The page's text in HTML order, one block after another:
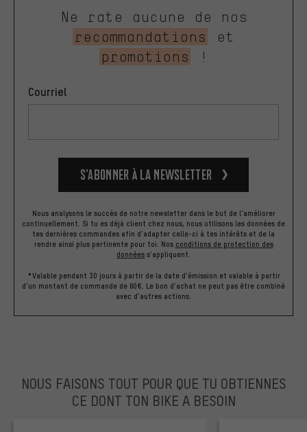
Ne rate aucune de nos
recommandations
et
promotions
!
Courriel
S’abonner à la newsletter
Nous analysons le succès de notre newsletter dans le but de l'améliorer
continuellement. Si tu es déjà client chez nous, nous utilisons les données de
tes dernières commandes afin d'adapter celle-ci à tes intérêts et de la
rendre ainsi plus pertinente pour toi. Nos conditions de protection des
données s'appliquent.
*Valable pendant 30 jours à partir de la date d'émission et valable à partir
d'un montant de commande de 60€. Le bon d'achat ne peut pas être combiné
avec d'autres actions.
NOUS FAISONS TOUT POUR QUE TU OBTIENNES
CE DONT TON BIKE A BESOIN